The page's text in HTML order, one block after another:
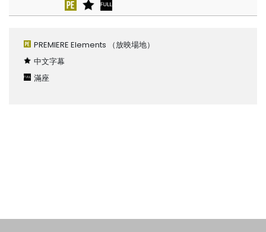
PREMIERE Elements （放映場地）
中文字幕
滿座